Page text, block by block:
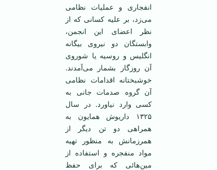
انفجاری و عملیات نظامی
می‌زد، بر علیه کسانی که از
نظر اعضای این انجمن،
وابستگان دو نیروی بیگانه
انگلیس و روسیه یا شوروی
آن روزگار بشمار می‌آمدند.
خوشبختانه اقدامات نظامی
آن گروه صدمات جانی به
کسی وارد نیاورد. در سال
۱۳۲۵ داریوش همایون به
همراهی دو تن دیگر از
همرزمانش به منظور تهیه
مواد منفجره و استفاده از
مین‌هائی که برای حفظ